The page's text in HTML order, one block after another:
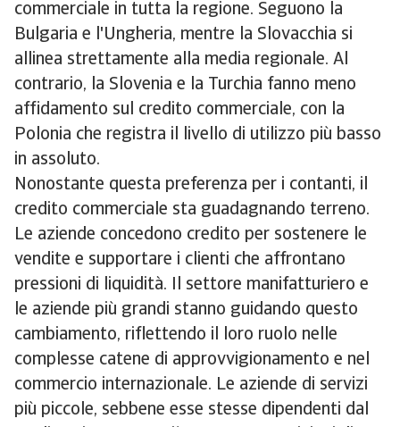
commerciale in tutta la regione. Seguono la
Bulgaria e l'Ungheria, mentre la Slovacchia si
allinea strettamente alla media regionale. Al
contrario, la Slovenia e la Turchia fanno meno
affidamento sul credito commerciale, con la
Polonia che registra il livello di utilizzo più basso
in assoluto.
Nonostante questa preferenza per i contanti, il
credito commerciale sta guadagnando terreno.
Le aziende concedono credito per sostenere le
vendite e supportare i clienti che affrontano
pressioni di liquidità. Il settore manifatturiero e
le aziende più grandi stanno guidando questo
cambiamento, riflettendo il loro ruolo nelle
complesse catene di approvvigionamento e nel
commercio internazionale. Le aziende di servizi
più piccole, sebbene esse stesse dipendenti dal